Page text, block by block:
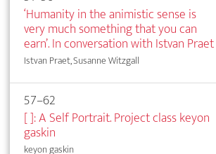
‘Humanity in the animistic sense is
very much something that you can
earn’. In conversation with Istvan Praet
Istvan Praet, Susanne Witzgall
57–62
[ ]: A Self Portrait. Project class keyon
gaskin
keyon gaskin